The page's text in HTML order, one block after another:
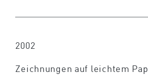
2002
Zeichnungen auf leichtem